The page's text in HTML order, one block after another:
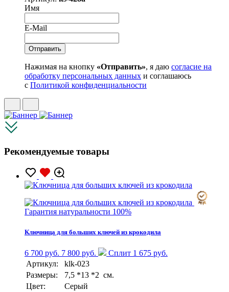
Имя
E-Mail
Нажимая на кнопку «Отправить», я даю согласие на
обработку персональных данных и соглашаюсь
с Политикой конфиденциальности
Рекомендуемые товары
Гарантия натуральности 100%
Ключница для больших ключей из крокодила
6 700 руб. 7 800 руб.
Сплит 1 675 руб.
Артикул:
klk-023
Размеры:
7,5 *13 *2 см.
Цвет:
Серый